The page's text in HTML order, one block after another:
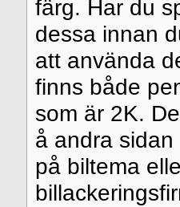
färg. Har du
dessa innan
att använda
finns både
som är 2K.
å andra
på biltema